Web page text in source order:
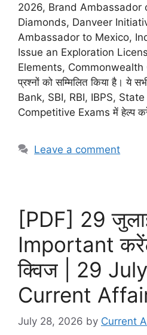
2026, Brand Ambassador
Diamonds, Danveer
Ambassador to Mexico,
Issue an Exploration
Elements, Commonwealth
प्रश्नों को सम्मिलित किया है। ये
Bank, SBI, RBI, IBPS,
Competitive Exams में हेल्प
Leave a comment
[PDF] 29
Important
क्विज | 29
Current
July 28, 2026 by Current